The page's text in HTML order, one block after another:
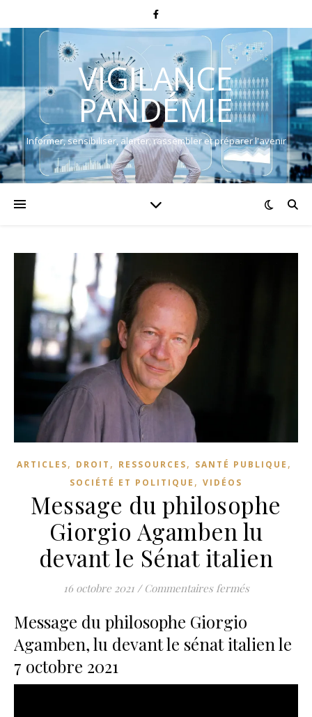
VIGILANCE
PANDÉMIE
Informer, sensibiliser, alerter, rassembler et préparer l'avenir
ARTICLES, DROIT , RESSOURCES, SANTÉ PUBLIQUE ,
SOCIÉTÉ ET POLITIQUE , VIDÉOS
Message du philosophe
Giorgio Agamben lu
devant le Sénat italien
16 octobre 2021 / Commentaires ferméssur Message
Message du philosophe Giorgio
Agamben, lu devant le sénat italien le
7 octobre 2021